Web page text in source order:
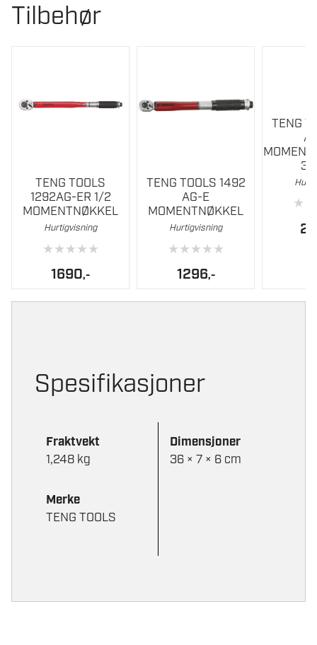
Tilbehør
TENG TOOLS
1292AG-ER 1/2
MOMENTNØKKEL
Hurtigvisning
★★★★★
1690,-
TENG TOOLS 1492
AG-E
MOMENTNØKKEL
Hurtigvisning
★★★★★
1296,-
TENG
★
Spesifikasjoner
Fraktvekt
1,248 kg
Dimensjoner
36 × 7 × 6 cm
Merke
TENG TOOLS